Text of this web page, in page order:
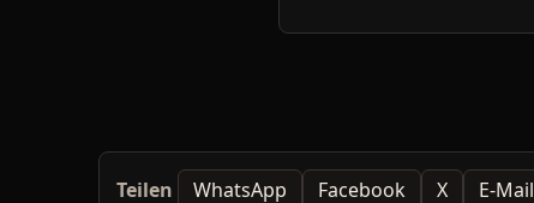
Teilen WhatsApp Facebook X E-Mail